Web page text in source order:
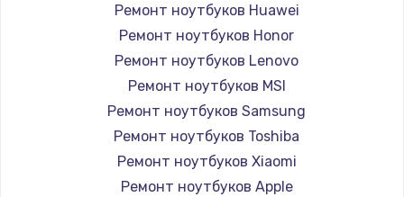
Заказать
Замена материнской платы
1890 руб.
Заказать
Ремонт ноутбуков Huawei
Ремонт ноутбуков Honor
Ремонт ноутбуков Lenovo
Ремонт ноутбуков MSI
Ремонт ноутбуков Samsung
Ремонт ноутбуков Toshiba
Ремонт ноутбуков Xiaomi
Ремонт ноутбуков Apple